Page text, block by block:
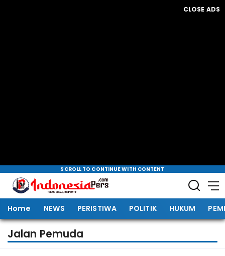
CLOSE ADS
SCROLL TO CONTINUE WITH CONTENT
Home NEWS PERISTIWA POLITIK HUKUM
Jalan Pemuda